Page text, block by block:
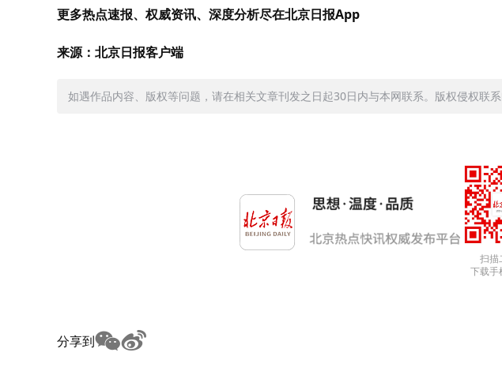
更多热点速报、权威资讯、深度分析尽在北京日报App
来源：北京日报客户端
如遇作品内容、版权等问题，请在相关文章刊发之日起30日内与本网联系。版权侵权联
扫描
下载手
分享到